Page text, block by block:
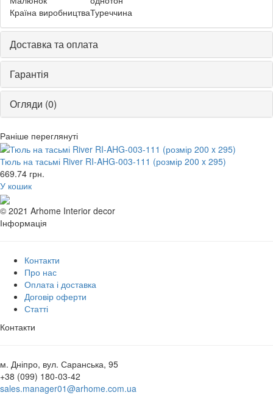
Країна виробництваТуреччина
Доставка та оплата
Гарантія
Огляди (0)
Раніше переглянуті
Тюль на тасьмі River RI-AHG-003-111 (розмір 200 x 295)
669.74 грн.
У кошик
© 2021 Arhome Interior decor
Інформація
Контакти
Про нас
Оплата і доставка
Договір оферти
Статті
Контакти
м. Дніпро, вул. Саранська, 95
+38 (099) 180-03-42
sales.manager01@arhome.com.ua